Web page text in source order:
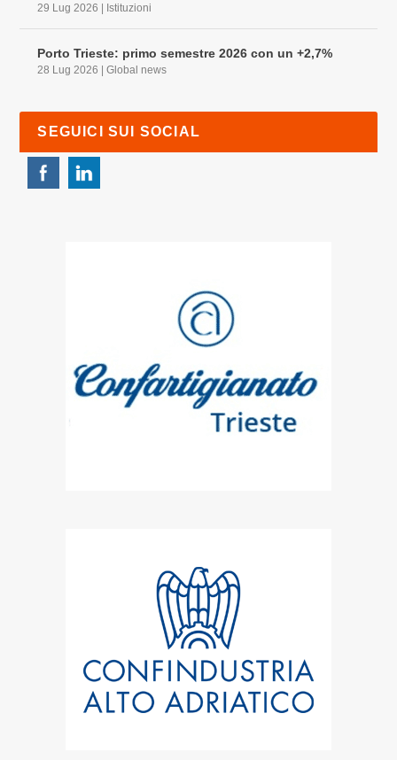
29 Lug 2026 Istituzioni
Porto Trieste: primo semestre 2026 con un +2,7%
28 Lug 2026 |Global news
SEGUICI SUI SOCIAL